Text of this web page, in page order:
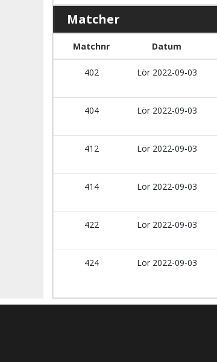
Matcher
Matchnr Datum
402 Lör 2022-09-03
404 Lör 2022-09-03
412 Lör 2022-09-03
414 Lör 2022-09-03
422 Lör 2022-09-03
424 Lör 2022-09-03